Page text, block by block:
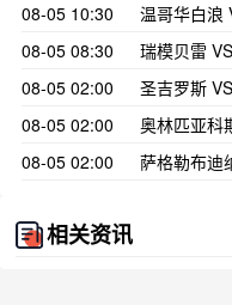
08-05 10:30
温哥华白浪
08-05 08:30
瑞模贝雷
08-05 02:00
圣吉罗斯
08-05 02:00
奥林匹亚科
08-05 02:00
萨格勒布迪
相关资讯